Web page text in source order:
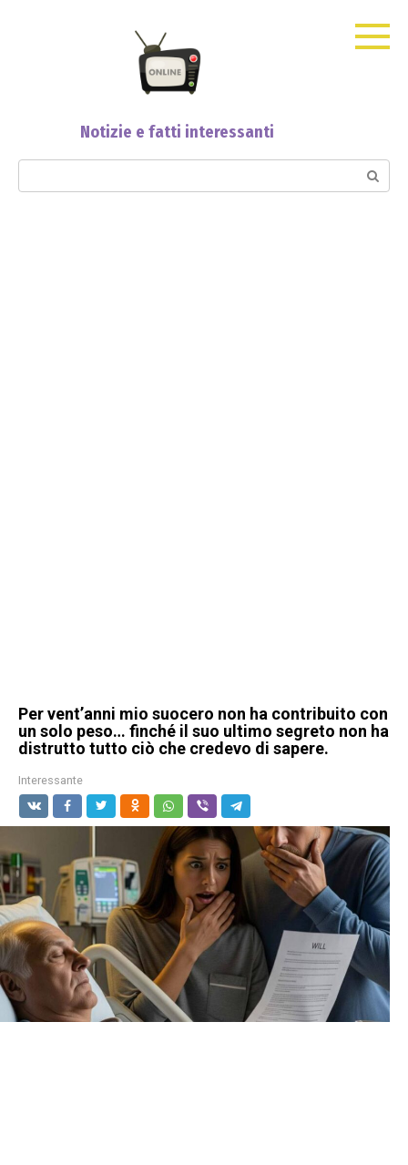
Notizie e fatti interessanti
Search:
Per vent’anni mio suocero non ha contribuito con
un solo peso… finché il suo ultimo segreto non ha
distrutto tutto ciò che credevo di sapere.
Interessante